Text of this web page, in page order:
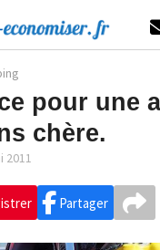
pour une
chère.
2011
Partager